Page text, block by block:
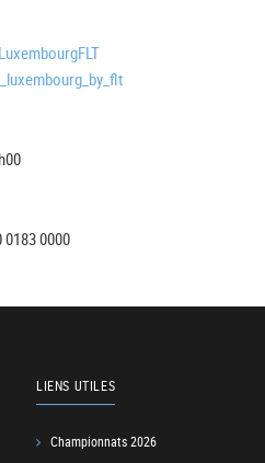
0183 0000
LIENS UTILES
Championnats 2026